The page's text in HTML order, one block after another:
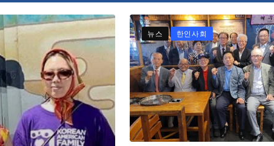
뉴스 한인사회